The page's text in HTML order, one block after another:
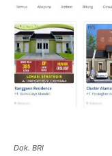
Dok. BRI